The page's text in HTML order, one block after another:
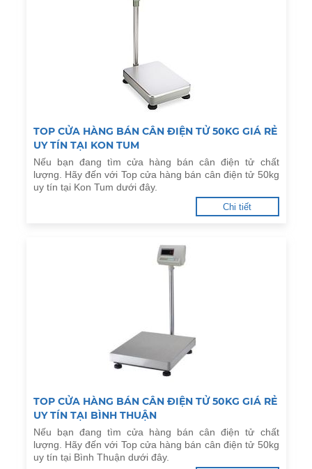
TOP CỬA HÀNG BÁN CÂN ĐIỆN TỬ 50KG GIÁ RẺ
UY TÍN TẠI KON TUM
Nếu bạn đang tìm cửa hàng bán cân điện tử chất
lượng. Hãy đến với Top cửa hàng bán cân điện tử 50kg
uy tín tại Kon Tum dưới đây.
Chi tiết
TOP CỬA HÀNG BÁN CÂN ĐIỆN TỬ 50KG GIÁ RẺ
UY TÍN TẠI BÌNH THUẬN
Nếu bạn đang tìm cửa hàng bán cân điện tử chất
lượng. Hãy đến với Top cửa hàng bán cân điện tử 50kg
uy tín tại Bình Thuận dưới đây.